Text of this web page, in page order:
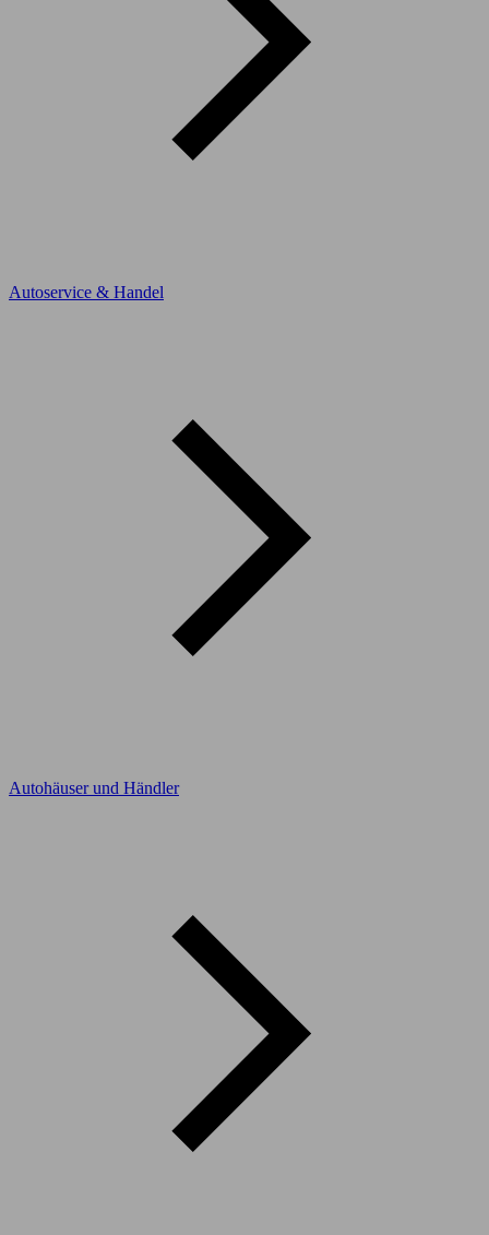
Autoservice & Handel
Autohäuser und Händler